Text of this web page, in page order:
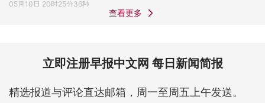
05月10日 20时25分36秒
查看更多
立即注册早报中文网 每日新闻简报
精选报道与评论直达邮箱，周一至周五上午发送。